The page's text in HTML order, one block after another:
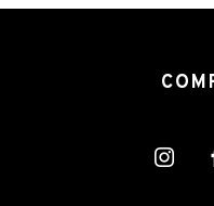
5. 個人情報の適正な取得
情報保護法第2条第3項に定義される
を学術研究目的で取得する必要があ
部が学術研究目的である場合を含み